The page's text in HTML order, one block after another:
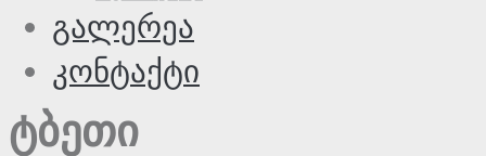
გალერეა
კონტაქტი
ტბეთი